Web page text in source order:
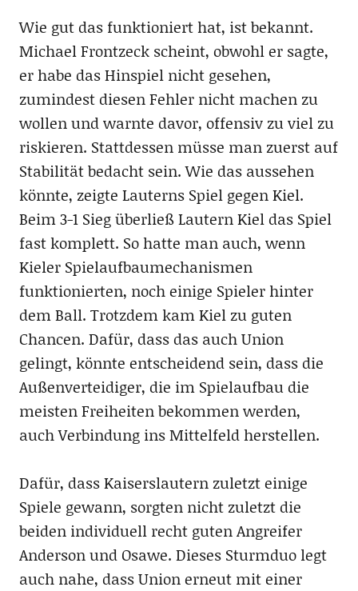
Wie gut das funktioniert hat, ist bekannt.
Michael Frontzeck scheint, obwohl er sagte,
er habe das Hinspiel nicht gesehen,
zumindest diesen Fehler nicht machen zu
wollen und warnte davor, offensiv zu viel zu
riskieren. Stattdessen müsse man zuerst auf
Stabilität bedacht sein. Wie das aussehen
könnte, zeigte Lauterns Spiel gegen Kiel.
Beim 3-1 Sieg überließ Lautern Kiel das Spiel
fast komplett. So hatte man auch, wenn
Kieler Spielaufbaumechanismen
funktionierten, noch einige Spieler hinter
dem Ball. Trotzdem kam Kiel zu guten
Chancen. Dafür, dass das auch Union
gelingt, könnte entscheidend sein, dass die
Außenverteidiger, die im Spielaufbau die
meisten Freiheiten bekommen werden,
auch Verbindung ins Mittelfeld herstellen.
Dafür, dass Kaiserslautern zuletzt einige
Spiele gewann, sorgten nicht zuletzt die
beiden individuell recht guten Angreifer
Anderson und Osawe. Dieses Sturmduo legt
auch nahe, dass Union erneut mit einer